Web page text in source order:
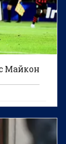
Майкон